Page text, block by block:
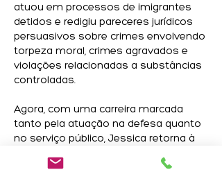
atuou em processos de imigrantes
detidos e redigiu pareceres jurídicos
persuasivos sobre crimes envolvendo
torpeza moral, crimes agravados e
violações relacionadas a substâncias
controladas.
Agora, com uma carreira marcada
tanto pela atuação na defesa quanto
no serviço público, Jessica retorna à
imigrantes como sua mãe a navegar